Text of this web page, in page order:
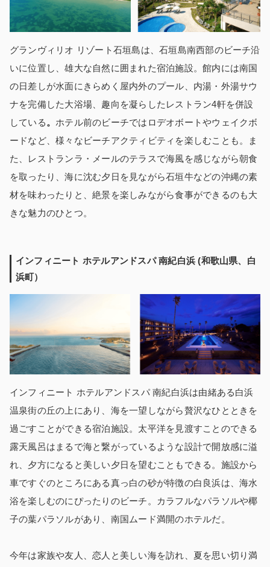
グランヴィリオ リゾート石垣島は、石垣島南西部のビーチ沿
いに位置し、雄大な自然に囲まれた宿泊施設。館内には南国
の日差しが水面にきらめく屋内外のプール、内湯・外湯サウ
ナを完備した大浴場、趣向を凝らしたレストラン4軒を併設
している。 ホテル前のビーチではロデオボートやウェイクボ
ードなど、様々なビーチアクティビティを楽しむことも。ま
た、レストランラ・メールのテラスで海風を感じながら朝食
を取ったり、海に沈む夕日を見ながら石垣牛などの沖縄の素
材を味わったりと、絶景を楽しみながら食事ができるのも大
きな魅力のひとつ。
インフィニート ホテルアンドスパ 南紀白浜 (和歌山県、白
浜町）
インフィニート ホテルアンドスパ 南紀白浜は由緒ある白浜
温泉街の丘の上にあり、海を一望しながら贅沢なひとときを
過ごすことができる宿泊施設。太平洋を見渡すことのできる
露天風呂はまるで海と繋がっているような設計で開放感に溢
れ、夕方になると美しい夕日を望むこともできる。施設から
車ですぐのところにある真っ白の砂が特徴の白良浜は、海水
浴を楽しむのにぴったりのビーチ。カラフルなパラソルや椰
子の葉パラソルがあり、南国ムード満開のホテルだ。
今年は家族や友人、恋人と美しい海を訪れ、夏を思い切り満